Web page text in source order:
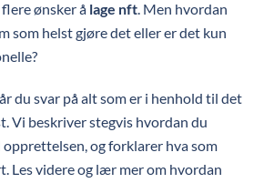
ønsker å lage nft. Men hvordan
som helst gjøre det eller er det kun
du svar på alt som er i henhold til det
Vi beskriver stegvis hvordan du
opprettelsen, og forklarer hva som
Les videre og lær mer om hvordan